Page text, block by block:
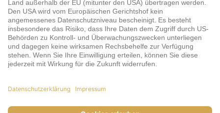
Zahlungsarten & Sicherheit
AGB